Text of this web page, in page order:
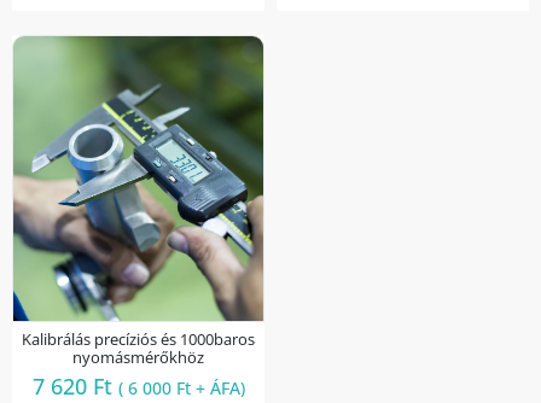
Kalibrálás precíziós és 1000baros
nyomásmérőkhöz
7 620 Ft ( 6 000 Ft+ ÁFA)